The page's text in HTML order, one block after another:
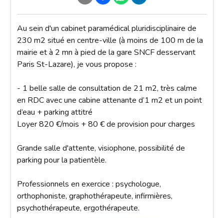
Au sein d'un cabinet paramédical pluridisciplinaire de
230 m2 situé en centre-ville (à moins de 100 m de la
mairie et à 2 mn à pied de la gare SNCF desservant
Paris St-Lazare), je vous propose :
- 1 belle salle de consultation de 21 m2, très calme
en RDC avec une cabine attenante d’1 m2 et un point
d’eau + parking attitré
Loyer 820 €/mois + 80 € de provision pour charges
Grande salle d'attente, visiophone, possibilité de
parking pour la patientèle.
Professionnels en exercice : psychologue,
orthophoniste, graphothérapeute, infirmières,
psychothérapeute, ergothérapeute.